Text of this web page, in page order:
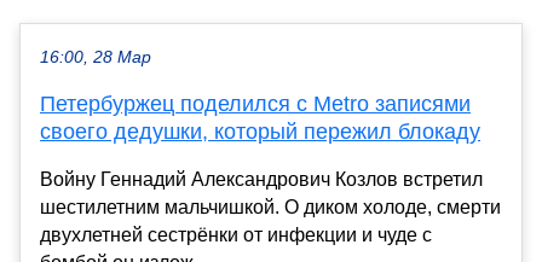
16:00, 28 Мар
Петербуржец поделился с Metro записями
своего дедушки, который пережил блокаду
Войну Геннадий Александрович Козлов встретил
шестилетним мальчишкой. О диком холоде, смерти
двухлетней сестрёнки от инфекции и чуде с